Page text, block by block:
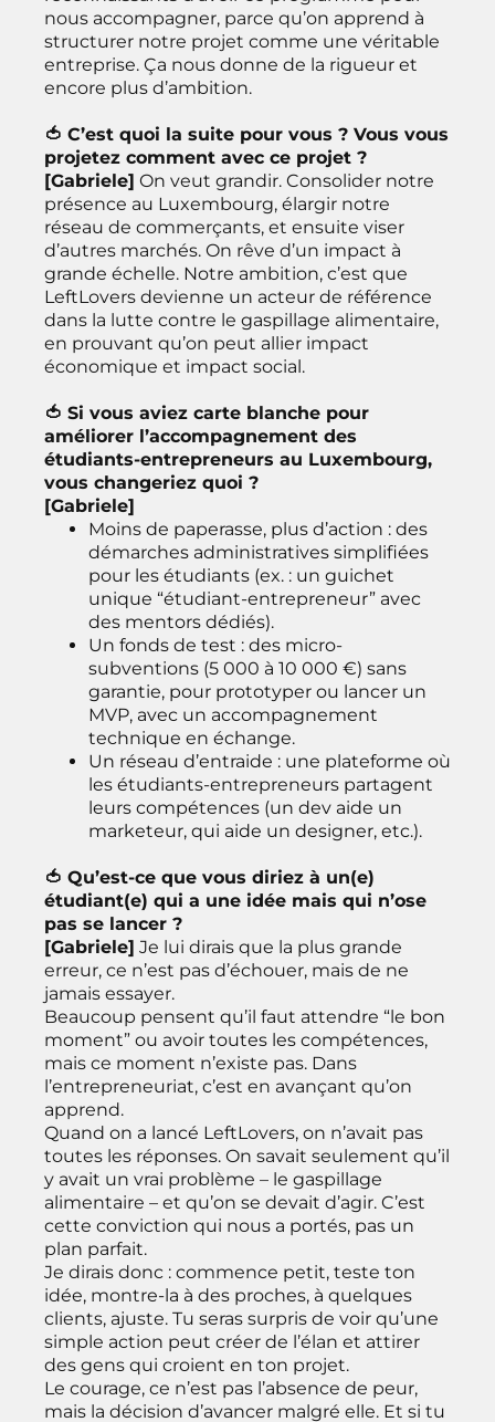
nous accompagner, parce qu’on apprend à
structurer notre projet comme une véritable
entreprise. Ça nous donne de la rigueur et
encore plus d’ambition.
🍅 C’est quoi la suite pour vous ? Vous vous
projetez comment avec ce projet ?
[Gabriele] On veut grandir. Consolider notre
présence au Luxembourg, élargir notre
réseau de commerçants, et ensuite viser
d’autres marchés. On rêve d’un impact à
grande échelle. Notre ambition, c’est que
LeftLovers devienne un acteur de référence
dans la lutte contre le gaspillage alimentaire,
en prouvant qu’on peut allier impact
économique et impact social.
🍅 Si vous aviez carte blanche pour
améliorer l’accompagnement des
étudiants-entrepreneurs au Luxembourg,
vous changeriez quoi ?
[Gabriele]
Moins de paperasse, plus d’action : des
démarches administratives simplifiées
pour les étudiants (ex. : un guichet
unique “étudiant-entrepreneur” avec
des mentors dédiés).
Un fonds de test : des micro-
subventions (5 000 à 10 000 €) sans
garantie, pour prototyper ou lancer un
MVP, avec un accompagnement
technique en échange.
Un réseau d’entraide : une plateforme où
les étudiants-entrepreneurs partagent
leurs compétences (un dev aide un
marketeur, qui aide un designer, etc.).
🍅 Qu’est-ce que vous diriez à un(e)
étudiant(e) qui a une idée mais qui n’ose
pas se lancer ?
[Gabriele] Je lui dirais que la plus grande
erreur, ce n’est pas d’échouer, mais de ne
jamais essayer.
Beaucoup pensent qu’il faut attendre “le bon
moment” ou avoir toutes les compétences,
mais ce moment n’existe pas. Dans
l’entrepreneuriat, c’est en avançant qu’on
apprend.
Quand on a lancé LeftLovers, on n’avait pas
toutes les réponses. On savait seulement qu’il
y avait un vrai problème – le gaspillage
alimentaire – et qu’on se devait d’agir. C’est
cette conviction qui nous a portés, pas un
plan parfait.
Je dirais donc : commence petit, teste ton
idée, montre-la à des proches, à quelques
clients, ajuste. Tu seras surpris de voir qu’une
simple action peut créer de l’élan et attirer
des gens qui croient en ton projet.
Le courage, ce n’est pas l’absence de peur,
mais la décision d’avancer malgré elle. Et si tu